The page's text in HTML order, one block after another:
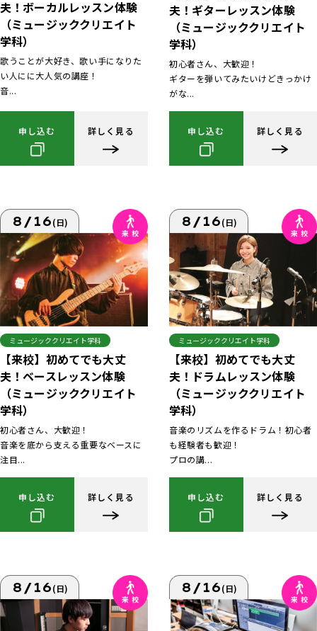
夫！ボーカルレッスン体験
（ミュージッククリエイト
学科）
歌うことが大好き、歌い手になりた
い人にに大人気の講座！
音...
申し込む 詳しく見る
夫！ギターレッスン体験
（ミュージッククリエイト
学科）
初心者さん、大歓迎！
ギターを弾いてみたいけどきっかけ
がな...
申し込む 詳しく見る
8/16(日)
ミュージッククリエイト学科
【来校】初めてでも大丈
夫！ベースレッスン体験
（ミュージッククリエイト
学科）
初心者さん、大歓迎！
音楽を底から支える重要なベースに
注目...
申し込む 詳しく見る
8/16(日)
ミュージッククリエイト学科
【来校】初めてでも大丈
夫！ドラムレッスン体験
（ミュージッククリエイト
学科）
音楽のリズムを作るドラム！初心者
も経験者も歓迎！
プロの講...
申し込む 詳しく見る
8/16(日) 8/16(日)